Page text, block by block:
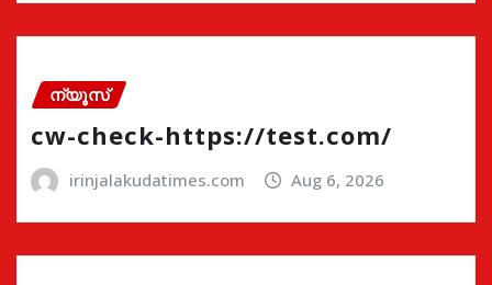
ന്യൂസ്
cw-check-https://test.com/
irinjalakudatimes.com Aug 6, 2026